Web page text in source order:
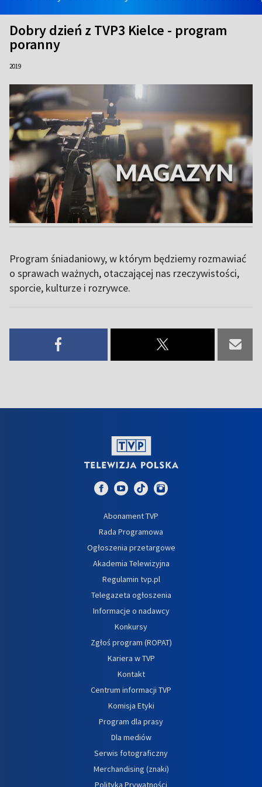
Dobry dzień z TVP3 Kielce - program
poranny
2019
Program śniadaniowy, w którym będziemy rozmawiać
o sprawach ważnych, otaczającej nas rzeczywistości,
sporcie, kulturze i rozrywce.
Abonament TVP
Rada Programowa
Ogłoszenia przetargowe
Akademia Telewizyjna
Regulamin tvp.pl
Telegazeta ogłoszenia
Informacje o nadawcy
Konkursy
Zgłoś program (ROPAT)
Kariera w TVP
Kontakt
Centrum informacji TVP
Komisja Etyki
Program dla prasy
Dla mediów
Serwis fotograficzny
Merchandising (znaki)
Polityka Prywatności